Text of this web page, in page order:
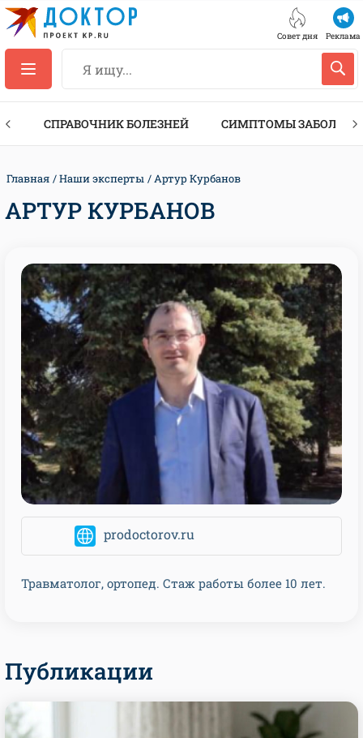
Совет дня Реклама
СПРАВОЧНИК БОЛЕЗНЕЙ СИМПТОМЫ
Главная Наши эксперты Артур Курбанов
АРТУР КУРБАНОВ
prodoctorov.ru
Травматолог, ортопед. Стаж работы более 10 лет.
Публикации